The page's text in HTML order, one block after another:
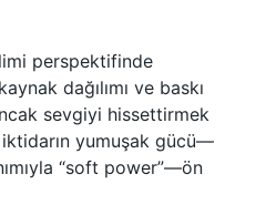
perspektifinde
dağılımı ve baskı
sevgiyi hissettirmek
yumuşak gücü—
“soft power”—ön